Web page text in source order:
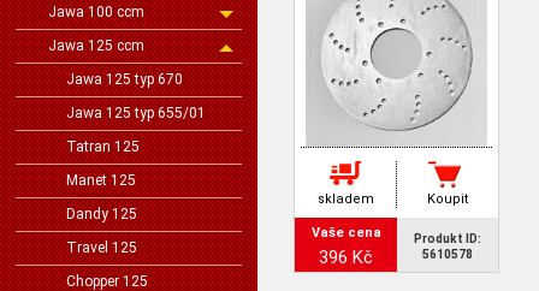
Jawa 100 ccm
Jawa 125 ccm
Jawa 125 typ 670
Jawa 125 typ 655/01
Tatran 125
Manet 125
Dandy 125
Travel 125
Chopper 125
skladem Koupit
Vaše cena
396 Kč
Produkt ID:
5610578